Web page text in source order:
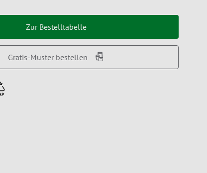
Zur Bestelltabelle
Gratis-Muster bestellen